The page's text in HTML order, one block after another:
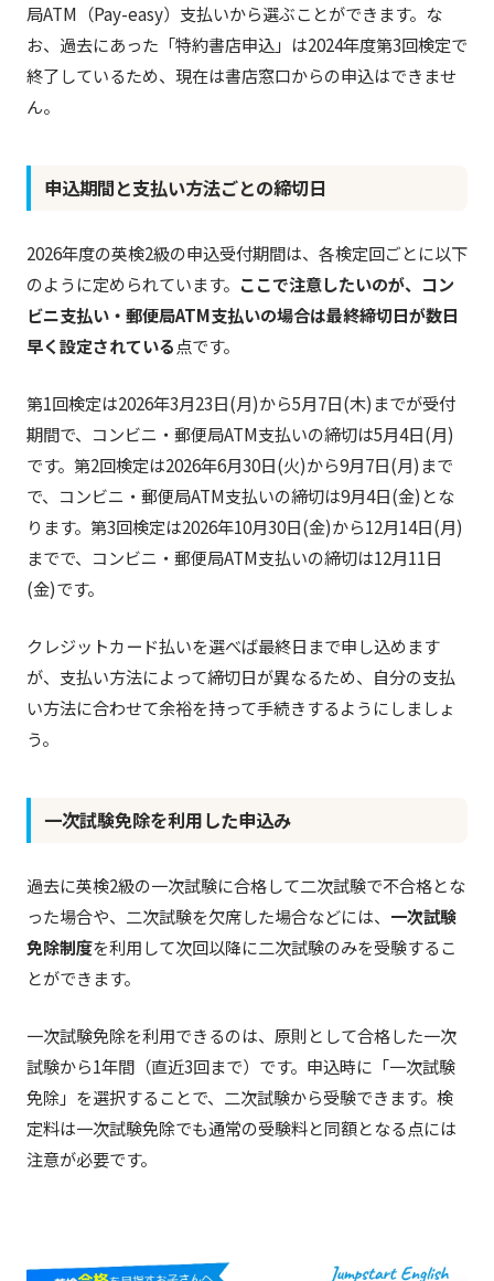
局ATM（Pay-easy）支払いから選ぶことができます。な
お、過去にあった「特約書店申込」は2024年度第3回検定で
終了しているため、現在は書店窓口からの申込はできませ
ん。
申込期間と支払い方法ごとの締切日
2026年度の英検2級の申込受付期間は、各検定回ごとに以下
のように定められています。 ここで注意したいのが、コン
ビニ支払い・郵便局ATM支払いの場合は最終締切日が数日
早く設定されている点です。
第1回検定は2026年3月23日(月)から5月7日(木)までが受付
期間で、コンビニ・郵便局ATM支払いの締切は5月4日(月)
です。第2回検定は2026年6月30日(火)から9月7日(月)まで
で、コンビニ・郵便局ATM支払いの締切は9月4日(金)とな
ります。第3回検定は2026年10月30日(金)から12月14日(月)
までで、コンビニ・郵便局ATM支払いの締切は12月11日
(金)です。
クレジットカード払いを選べば最終日まで申し込めます
が、支払い方法によって締切日が異なるため、自分の支払
い方法に合わせて余裕を持って手続きするようにしましょ
う。
一次試験免除を利用した申込み
過去に英検2級の一次試験に合格して二次試験で不合格とな
った場合や、二次試験を欠席した場合などには、 一次試験
免除制度を利用して次回以降に二次試験のみを受験するこ
とができます。
一次試験免除を利用できるのは、原則として合格した一次
試験から1年間（直近3回まで）です。申込時に「一次試験
免除」を選択することで、二次試験から受験できます。検
定料は一次試験免除でも通常の受験料と同額となる点には
注意が必要です。